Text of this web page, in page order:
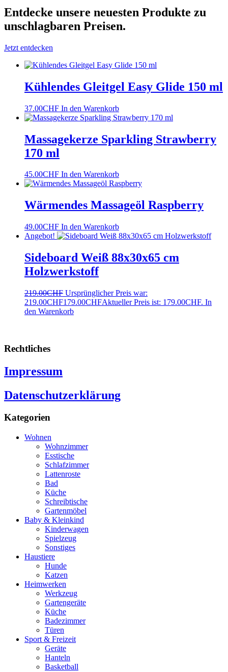
Entdecke unsere neuesten Produkte zu
unschlagbaren Preisen.
Jetzt entdecken
Kühlendes Gleitgel Easy Glide 150 ml
37.00CHF In den Warenkorb
Massagekerze Sparkling Strawberry
170 ml
45.00CHF In den Warenkorb
Wärmendes Massageöl Raspberry
49.00CHF In den Warenkorb
Angebot!
Sideboard Weiß 88x30x65 cm
Holzwerkstoff
219.00CHF Ursprünglicher Preis war:
219.00CHF179.00CHFAktueller Preis ist: 179.00CHF. In
den Warenkorb
Rechtliches
Impressum
Datenschutzerklärung
Kategorien
Wohnen
Wohnzimmer
Esstische
Schlafzimmer
Lattenroste
Bad
Küche
Schreibtische
Gartenmöbel
Baby & Kleinkind
Kinderwagen
Spielzeug
Sonstiges
Haustiere
Hunde
Katzen
Heimwerken
Werkzeug
Gartengeräte
Küche
Badezimmer
Türen
Sport & Freizeit
Geräte
Hanteln
Basketball